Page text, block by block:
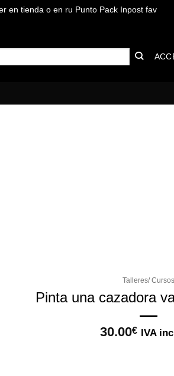
en tienda o en ru Punto Pack Inpost fav
Talleres/ Cursos
Pinta una cazadora
30.00€ IVA